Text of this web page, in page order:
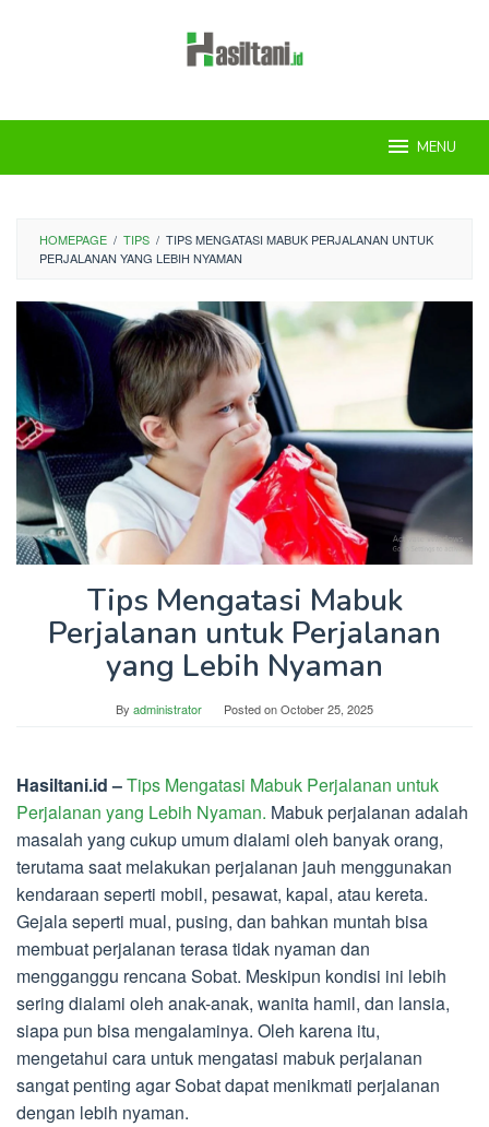
MENU
HOMEPAGE / TIPS / TIPS MENGATASI MABUK PERJALANAN UNTUK
PERJALANAN YANG LEBIH NYAMAN
Tips Mengatasi Mabuk
Perjalanan untuk Perjalanan
yang Lebih Nyaman
By administrator Posted onOctober 25, 2025
Hasiltani.id –Tips Mengatasi Mabuk Perjalanan untuk
Perjalanan yang Lebih Nyaman. Mabuk perjalanan adalah
masalah yang cukup umum dialami oleh banyak orang,
terutama saat melakukan perjalanan jauh menggunakan
kendaraan seperti mobil, pesawat, kapal, atau kereta.
Gejala seperti mual, pusing, dan bahkan muntah bisa
membuat perjalanan terasa tidak nyaman dan
mengganggu rencana Sobat. Meskipun kondisi ini lebih
sering dialami oleh anak-anak, wanita hamil, dan lansia,
siapa pun bisa mengalaminya. Oleh karena itu,
mengetahui cara untuk mengatasi mabuk perjalanan
sangat penting agar Sobat dapat menikmati perjalanan
dengan lebih nyaman.